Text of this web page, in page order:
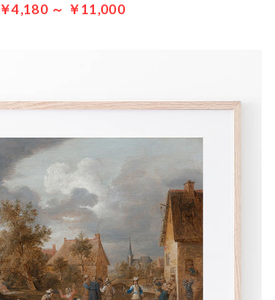
￥4,180 ～ ￥11,000